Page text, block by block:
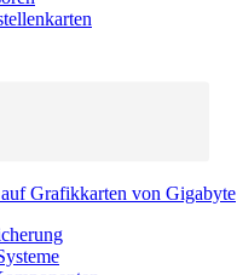
Grafikkarten von Gigabyte